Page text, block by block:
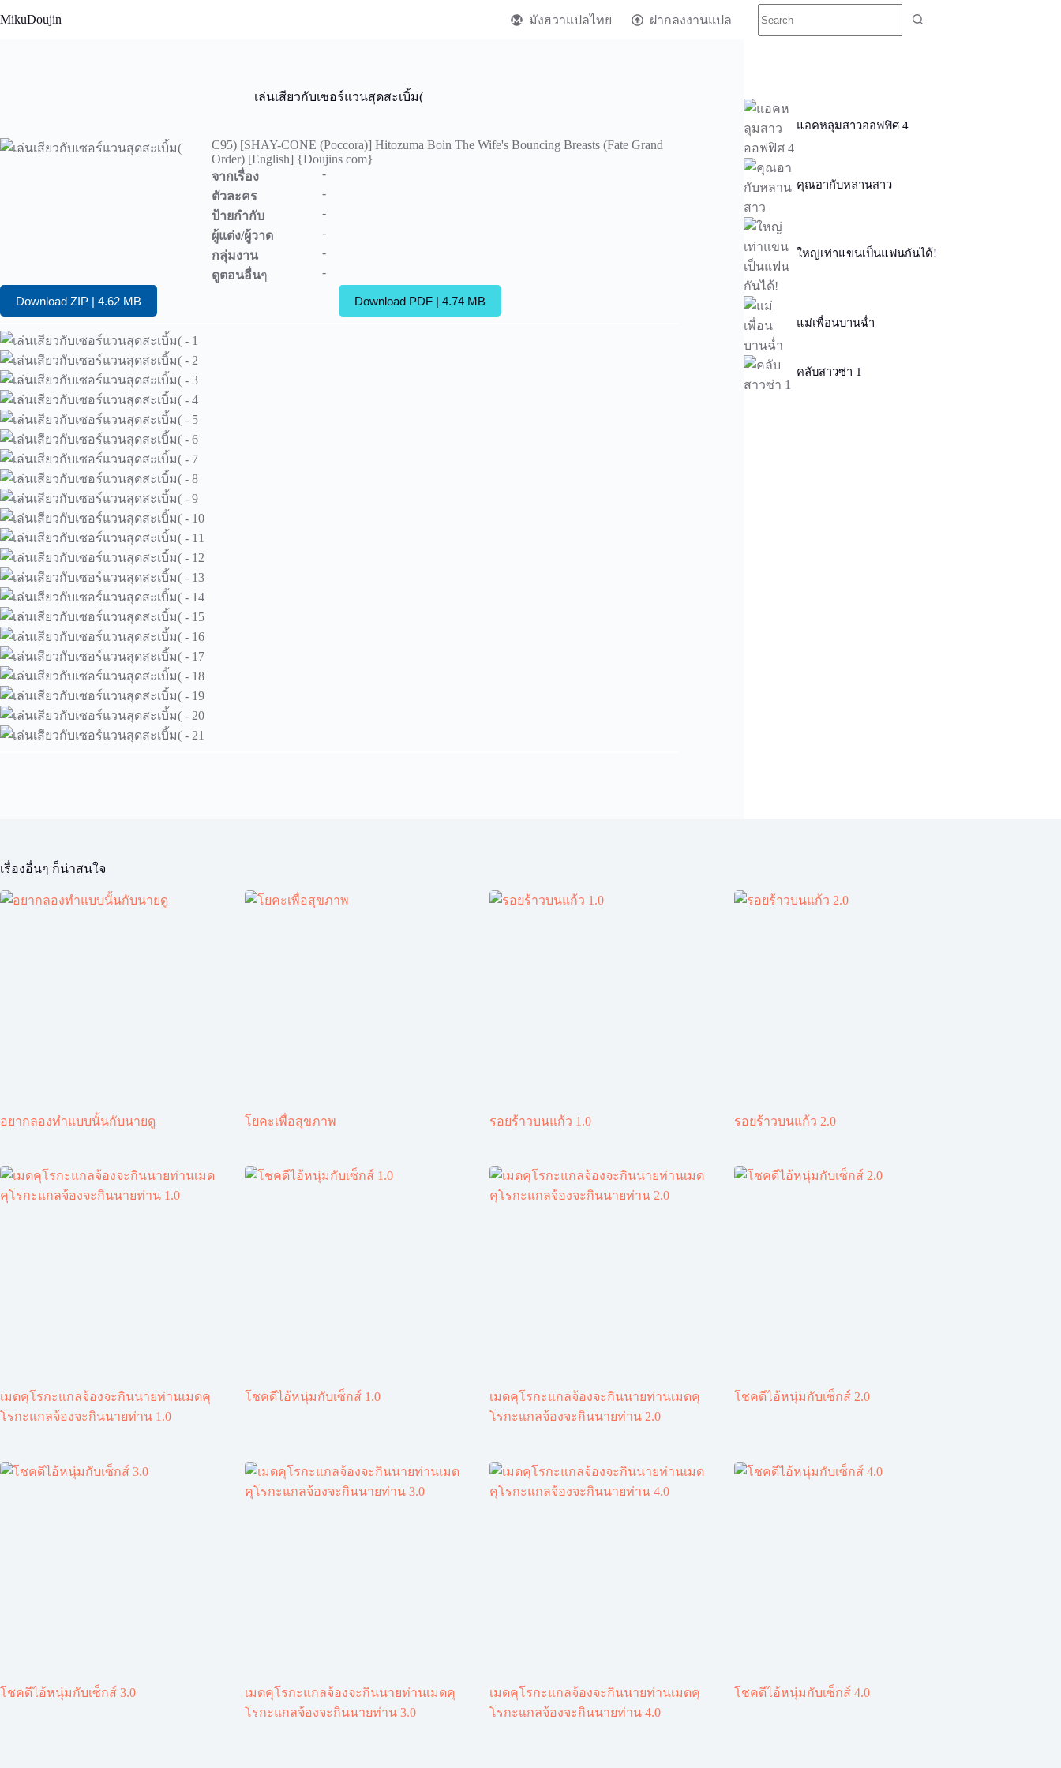
to
MikuDoujin มังฮวาแปลไทย ฝากลงงานแปล
เล่นเสียวกับเซอร์แวนสุดสะเบิ้ม(
C95) [SHAY-CONE (Poccora)] Hitozuma Boin The Wife's Bouncing Breasts (Fate Grand
Order) [English] {Doujins com}
จากเรื่อง
-
ตัวละคร
-
ป้ายกำกับ
-
ผู้แต่ง/ผู้วาด
-
กลุ่มงาน
-
ดูตอนอื่นๆ -
Download ZIP | 4.62 MB Download PDF | 4.74 MB
แอคหลุมสาวออฟฟิศ 4
คุณอากับหลานสาว
ใหญ่เท่าแขนเป็นแฟนกันได้!
แม่เพื่อนบานฉ่ำ
คลับสาวซ่า 1
เรื่องอื่นๆ ก็น่าสนใจ
อยากลองทำแบบนั้นกับนายดู โยคะเพื่อสุขภาพ รอยร้าวบนแก้ว 1.0 รอยร้าวบนแก้ว 2.0
เมดคุโรกะแกลจ้องจะกินนายท่านเมดคุ
โรกะแกลจ้องจะกินนายท่าน 1.0
โชคดีไอ้หนุ่มกับเซ็กส์ 1.0
เมดคุโรกะแกลจ้องจะกินนายท่านเมดคุ
โรกะแกลจ้องจะกินนายท่าน 2.0
โชคดีไอ้หนุ่มกับเซ็กส์ 2.0
โชคดีไอ้หนุ่มกับเซ็กส์ 3.0
เมดคุโรกะแกลจ้องจะกินนายท่านเมดคุ
โรกะแกลจ้องจะกินนายท่าน 3.0
เมดคุโรกะแกลจ้องจะกินนายท่านเมดคุ
โรกะแกลจ้องจะกินนายท่าน 4.0
โชคดีไอ้หนุ่มกับเซ็กส์ 4.0